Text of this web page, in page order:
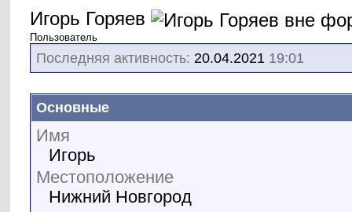
Игорь Горяев
Пользователь
Последняя активность: 20.04.2021 19:01
Основные
Имя
Игорь
Местоположение
Нижний Новгород